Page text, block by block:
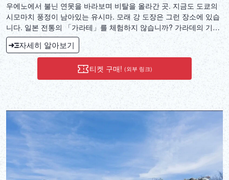
우에노에서 불닌 연못을 바라보며 비탈을 올라간 곳. 지금도 도쿄의
시모마치 풍정이 남아있는 유시마. 모래 강 도장은 그런 장소에 있습
니다. 일본 전통의 「가라테」를 체험하지 않습니까? 가라데의 기본
동작인 찌르기, 걷어차기를 중심으로, 다양한 바리에이션의 공격 방
법, 방어 방법을 익힐 수 있습니다. 연습의 마지막에는 판의 「시험
나누기」에 도전해 받습니다(캔슬도 가능)지도는 사가와 쿠미코 6단.
세계 최대의 가라테 단체이며 신극 진회에서 몇 안되는 6단 & 여성
지부장입니다. 조수로 전일본 선수권을 제정해 월드컵 2위라는 성적
을 거둔 Master Sunakawa가 친절 정중하게 지도합니다. 덧붙여 안
전에는 최대한의 배려를 하고 있으므로, 여성이나 아이도 부담없이
참가해 주세요. 참고: 사가와 사범의 일정이 맞지 않으면 다른 지도자
(흑대 보유자)가 담당할 수 있습니다.
자세히 알아보기
티켓 구매! (외부 링크)